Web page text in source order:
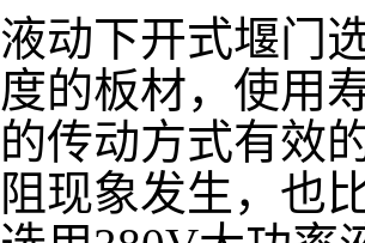
液动下开式堰门
度的板材，使用
的传动方式有效
阻现象发生，也